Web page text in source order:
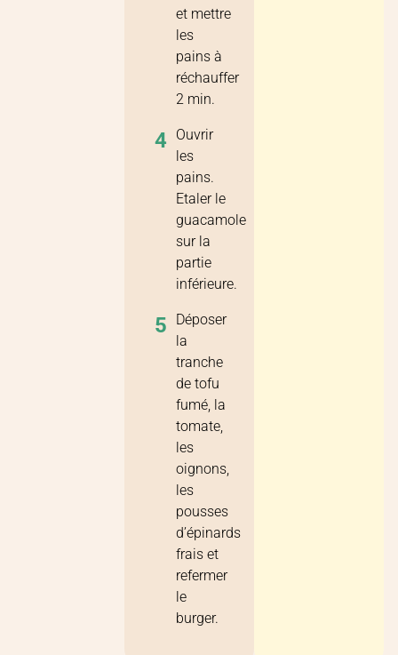
et mettre
les
pains à
réchauffer
2 min.
4 Ouvrir
les
pains.
Etaler le
guacamole
sur la
partie
inférieure.
5
Déposer
la
tranche
de tofu
fumé, la
tomate,
les
oignons,
les
pousses
d’épinards
frais et
refermer
le
burger.